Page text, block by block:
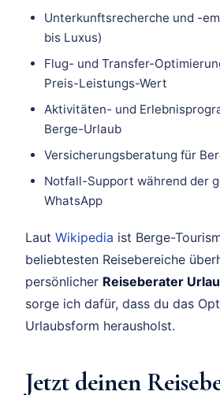
Unterkunftsrecherche und -
bis Luxus)
Flug- und Transfer-
Preis-Leistungs-Wert
Aktivitäten- und
Berge-Urlaub
Versicherungsberatung für
Notfall-Support während der
WhatsApp
Laut Wikipedia ist Berge-
beliebtesten Reisebereiche
persönlicher Reiseberater
sorge ich dafür, dass du das
Urlaubsform herausholst.
Jetzt deinen